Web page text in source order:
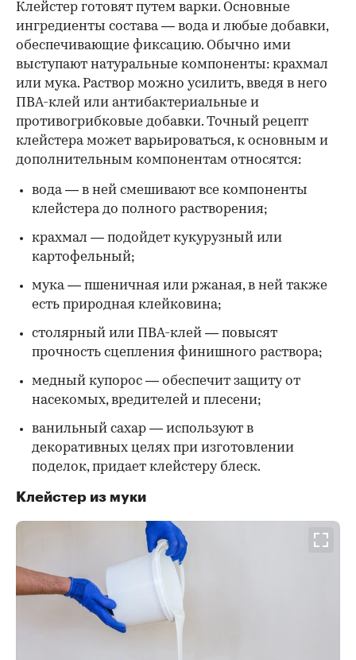
Клейстер готовят путем варки. Основные
ингредиенты состава — вода и любые добавки,
обеспечивающие фиксацию. Обычно ими
выступают натуральные компоненты: крахмал
или мука. Раствор можно усилить, введя в него
ПВА-клей или антибактериальные и
противогрибковые добавки. Точный рецепт
клейстера может варьироваться, к основным и
дополнительным компонентам относятся:
вода — в ней смешивают все компоненты
клейстера до полного растворения;
крахмал — подойдет кукурузный или
картофельный;
мука — пшеничная или ржаная, в ней также
есть природная клейковина;
столярный или ПВА-клей — повысят
прочность сцепления финишного раствора;
медный купорос — обеспечит защиту от
насекомых, вредителей и плесени;
ванильный сахар — используют в
декоративных целях при изготовлении
поделок, придает клейстеру блеск.
Клейстер из муки